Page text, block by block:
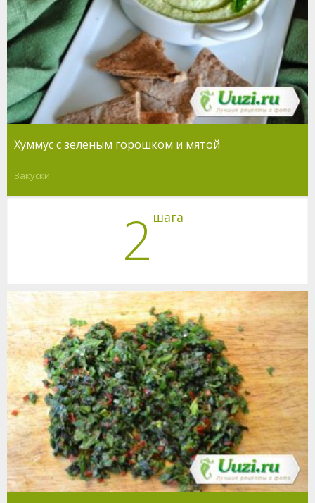
Хуммус с зеленым горошком и мятой
Закуски
2 шага